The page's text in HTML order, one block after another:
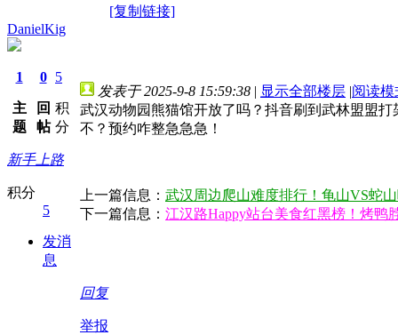
[复制链接]
DanielKig
1
主
题
0
回
帖
5
积
分
新手上路
积分
5
发消
息
发表于 2025-9-8 15:59:38 | 显示全部楼层 |阅读模
武汉动物园熊猫馆开放了吗？抖音刷到武林盟盟
不？预约咋整急急急！
上一篇信息： 武汉周边爬山难度排行！龟山VS蛇
下一篇信息： 江汉路Happy站台美食红黑榜！烤鸭
回复
举报